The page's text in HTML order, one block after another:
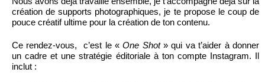
création de supports photographiques, je te propose le coup de
pouce créatif ultime pour la création de ton contenu.
Ce rendez-vous, c’est le «One Shot» qui va t’aider à donner
un cadre et une stratégie éditoriale à ton compte Instagram. Il
inclut :